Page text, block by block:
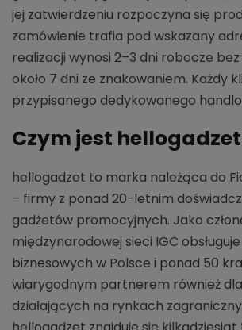
jej zatwierdzeniu rozpoczyna się
zamówienie trafia pod wskazany
realizacji wynosi 2–3 dni robocze
około 7 dni ze znakowaniem. Każdy
przypisanego dedykowanego
Czym jest
hellogadzet to marka należąca do
– firmy z ponad 20-letnim
gadżetów promocyjnych. Jako
międzynarodowej sieci IGC
biznesowych w Polsce i ponad 50
wiarygodnym partnerem również
działających na rynkach